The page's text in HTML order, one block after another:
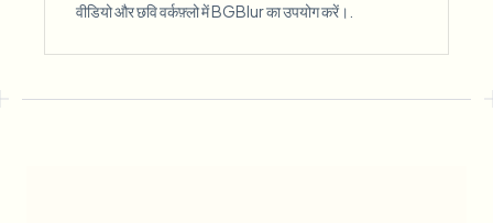
वीडियो और छवि वर्कफ़्लो में BGBlur का उपयोग करें।.